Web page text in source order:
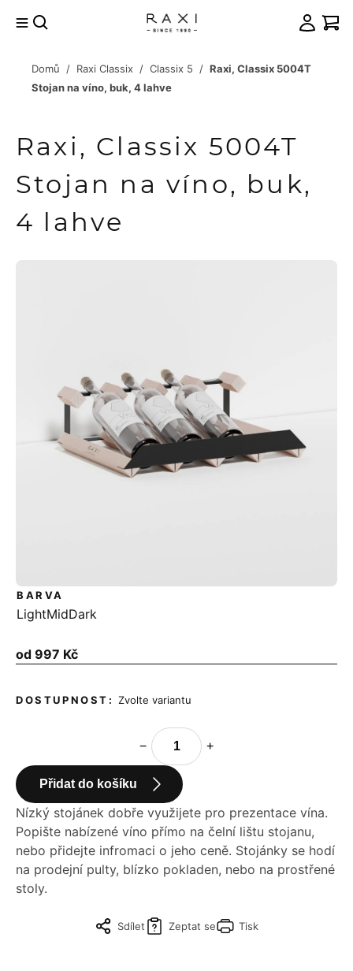
Domů / Raxi Classix / Classix 5 / Raxi, Classix 5004T
Stojan na víno, buk, 4 lahve
Raxi, Classix 5004T
Stojan na víno, buk,
4 lahve
od 997 KčMěrná
Zvolte variantu
BARVA
LightMidDark
+
−
Přidat do košíku
Nízký stojánek dobře využijete pro prezentace vína.
Popište nabízené víno přímo na čelní lištu stojanu,
nebo přidejte infromaci o jeho ceně. Stojánky se hodí
na prodejní pulty, blízko pokladen, nebo na prostřené
stoly.
Tisk
Zeptat se
Sdílet